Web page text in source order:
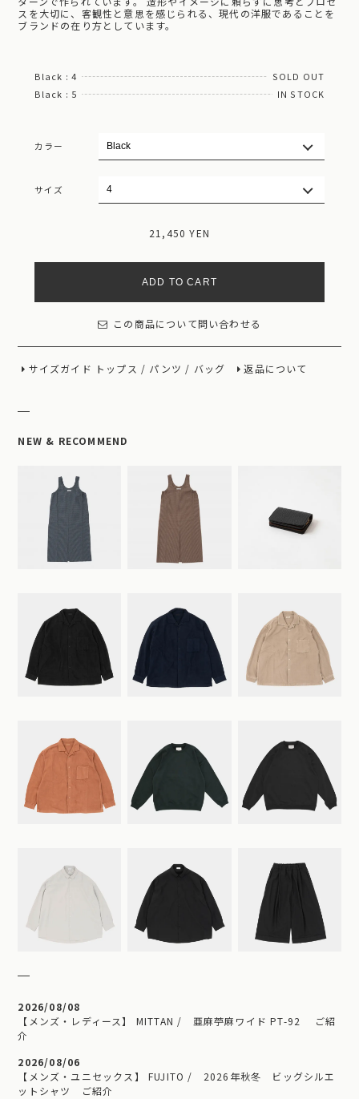
スを大切に、客観性と意思を感じられる、現代の洋服であることを
ブランドの在り方としています。
Black : 4
SOLD OUT
Black : 5
IN STOCK
カラー
サイズ
21,450 YEN
ADD TO CART
この商品について問い合わせる
サイズガイド トップス / パンツ / バッグ 返品について
NEW & RECOMMEND
2026/08/08
【メンズ・レディース】 MITTAN / 亜麻苧麻ワイド PT-92 ご紹
介
2026/08/06
【メンズ・ユニセックス】 FUJITO / 2026年秋冬 ビッグシルエ
ットシャツ ご紹介